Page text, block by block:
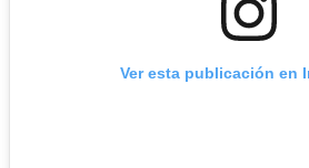
Ver esta publicación en